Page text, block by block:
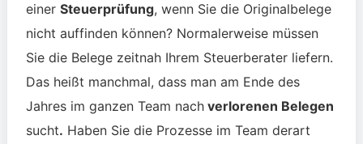
einer Steuerprüfung, wenn Sie die Originalbelege
nicht auffinden können? Normalerweise müssen
Sie die Belege zeitnah Ihrem Steuerberater liefern.
Das heißt manchmal, dass man am Ende des
Jahres im ganzen Team nachverlorenen Belegen
sucht. Haben Sie die Prozesse im Team derart